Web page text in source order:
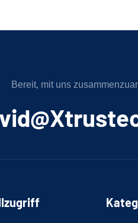
Bereit, mit uns